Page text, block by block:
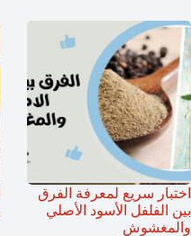
اختبار سريع لمعرفة الفرق
بين الفلفل الأسود الأصلي
والمغشوش